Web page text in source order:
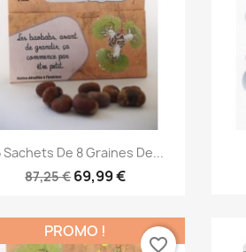
Aperçu rapide
Sachets De 8 Graines De...
87,25 €69,99 €
PROMO !
favorite_border